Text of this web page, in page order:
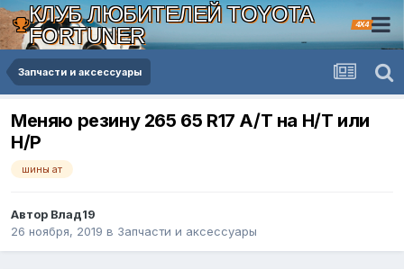
КЛУБ ЛЮБИТЕЛЕЙ TOYOTA
FORTUNER
4X4
Запчасти и аксессуары
Меняю резину 265 65 R17 A/T на H/T или
H/P
шины ат
Автор Влад19
26 ноября, 2019 в Запчасти и аксессуары